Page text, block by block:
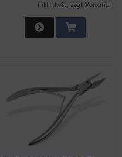
inkl .MwSt., zzgl. Versand